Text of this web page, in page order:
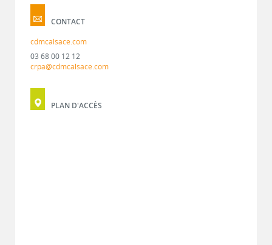
CONTACT
cdmcalsace.com
03 68 00 12 12
crpa@cdmcalsace.com
PLAN D'ACCÈS